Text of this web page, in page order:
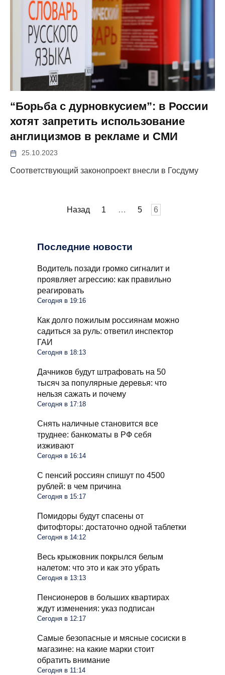
“Борьба с дурновкусием”: в России
хотят запретить использование
англицизмов в рекламе и СМИ
25.10.2023
Соответствующий законопроект внесли в Госдуму
Назад 1 … 5 6
Последние новости
Водитель позади громко сигналит и
проявляет агрессию: как правильно
реагировать
Сегодня в 19:16
Как долго пожилым россиянам можно
садиться за руль: ответил инспектор
ГАИ
Сегодня в 18:13
Дачников будут штрафовать на 50
тысяч за популярные деревья: что
нельзя сажать и почему
Сегодня в 17:18
Снять наличные становится все
труднее: банкоматы в РФ себя
изживают
Сегодня в 16:14
С пенсий россиян спишут по 4500
рублей: в чем причина
Сегодня в 15:17
Помидоры будут спасены от
фитофторы: достаточно одной таблетки
Сегодня в 14:12
Весь крыжовник покрылся белым
налетом: что это и как это убрать
Сегодня в 13:13
Пенсионеров в больших квартирах
ждут изменения: указ подписан
Сегодня в 12:17
Самые безопасные и мясные сосиски в
магазине: на какие марки стоит
обратить внимание
Сегодня в 11:14